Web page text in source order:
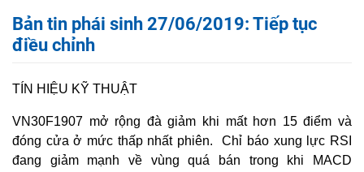
Bản tin phái sinh 27/06/2019: Tiếp tục
điều chỉnh
TÍN HIỆU KỸ THUẬT
VN30F1907 mở rộng đà giảm khi mất hơn 15 điểm và
đóng cửa ở mức thấp nhất phiên.
Chỉ báo xung lực RSI
đang giảm mạnh về vùng quá bán trong khi MACD